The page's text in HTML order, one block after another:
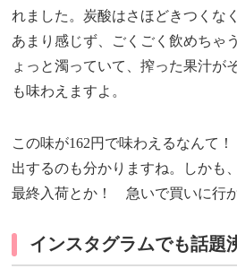
れました。炭酸はさほどきつくな
あまり感じず、ごくごく飲めち
ょっと濁っていて、搾った果汁が
も味わえますよ。
この味が162円で味わえるなんて
出するのも分かりますね。しかも
最終入荷とか！ 急いで買いに行
インスタグラムでも話題